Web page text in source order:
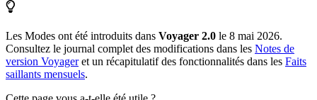
Les Modes ont été introduits dans Voyager 2.0 le 8 mai 2026.
Consultez le journal complet des modifications dans les Notes de
version Voyageret un récapitulatif des fonctionnalités dans les Faits
saillants mensuels.